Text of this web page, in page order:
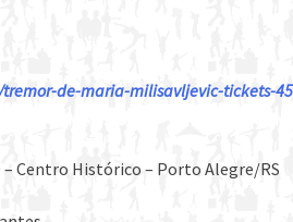
de-maria-milisavljevic-tickets-
– Centro Histórico – Porto Alegre/RS